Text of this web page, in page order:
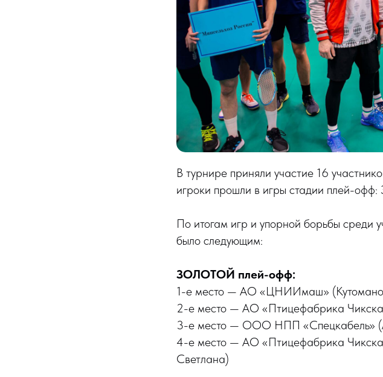
В турнире приняли участие 16
игроки прошли в игры стадии плей-
По итогам игр и упорной борьбы среди
было следующим:
ЗОЛОТОЙ плей-офф:
1-е место — АО «ЦНИИмаш»
2-е место — АО «Птицефабрика
3-е место — ООО НПП «Спецкабель»
4-е место — АО «Птицефабрика
Светлана)